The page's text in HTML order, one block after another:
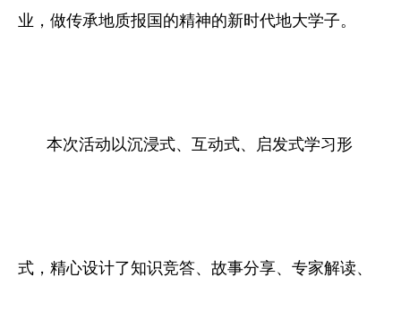
业，做传承地质报国的精神的新时代地大学子。
本次活动以沉浸式、互动式、启发式学习形
式，精心设计了知识竞答、故事分享、专家解读、